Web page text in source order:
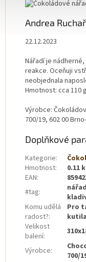
Andrea
22.12.2023
Nářadí je
reakce. Oceňuji
neobjednala
Hmotnost: cca 110 g
Výrobce:
700/19, 602 00
Doplňkové
Kategorie:
Hmotnost:
0.11
EAN:
#tag:
Komu udělá
radost?:
Pro
kutila
Velikost
balení:
Výrobce:
700/